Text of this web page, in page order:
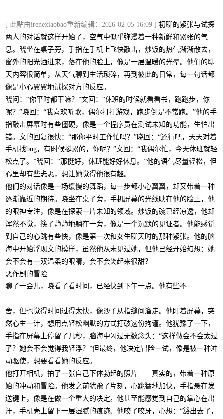
[ 此贴由irenexiaobao重新编辑：2026-02-05 16:09 ] 初聊的紧张与试探
两人的对话就这样开始了，空气中似乎弥漫着一种新鲜和紧张的气
息。晓坐在桌子旁，手指在手机上飞快敲击，炒饭的热气渐渐散去，
窗外的阳光洒进来，落在他的脸上，像是一层温暖的光晕。他们的聊
天内容很简单，从天气聊到生活琐碎，再到彼此的日常，每一句话都
像是小心翼翼地试探对方的反应。
晓问：“你平时都干嘛？”文回：“休班的时候就看看书，跑跑步，你
呢？”晓回：“我喜欢听歌，偶尔打打游戏，跑步倒是不常跑。”他的手
指敲击屏幕时有些僵硬，像是一个程序员在测试未知的功能，生怕出
错。文的回复很快：“那你平时工作忙吗？”晓回：“还行吧，天天对着
手机找bug，有时候挺累的，你呢？”文回：“我偶尔忙，今天休班就轻
松点了。”晓回：“那挺好，休班能好好休息。”他的语气尽量轻松，但
心里却有些忐忑，想让她觉得他很有趣。
他们的对话像是一场缓慢的舞蹈，每一步都小心翼翼，却又带着一种
逐渐靠近的期待。晓坐在桌子旁，手机屏幕的光线映在他的脸上，他
的眼神专注，像是在探索一片未知的领域。炒饭的碗已经凉透，他却
浑然不觉，筷子静静地躺在一旁，像是一个沉默的见证者。他能感觉
到自己的心跳有些快，像是第一次和女生聊天时的那种紧张。他的脑
海中开始浮现文的模样，虽然他从未见过她，但他已经开始幻想：她
会不会有一双温柔的眼睛，会不会笑起来很甜？
恶作剧的冒险
聊了一会儿，晓看了看时间，已经快到下午一点。他有些不
舍，但也觉得时间过得太快，像沙子从指缝间溜走。他盯着屏幕，突
然心生一计，想用点轻松幽默的方式打破这份拘谨。他犹豫了一下，
手指在屏幕上停留了几秒，脑海中闪过无数念头：“这样做会不会太过
了？她会不会觉得我轻浮？”但最终，他决定冒险一试，像是被一种冲
动驱使，想要看看她的反应。
他打开相机，拍了一张自己下体勃起的照片——真实的，带着一种原
始的冲动和冒险。他发之前犹豫了片刻，心跳猛地加快，手指悬在发
送键上，像是在做一个重大的决定。他甚至能感觉到自己的掌心在出
汗，手机壳上留下一层湿腻的痕迹。他咬了咬牙，心想：“豁出去了，